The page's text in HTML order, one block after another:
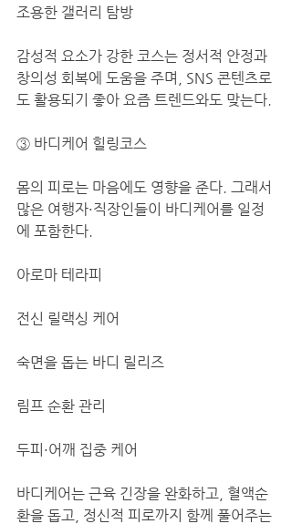
조용한 갤러리 탐방
감성적 요소가 강한 코스는 정서적 안정과
창의성 회복에 도움을 주며, SNS 콘텐츠로
도 활용되기 좋아 요즘 트렌드와도 맞는다.
③ 바디케어 힐링코스
몸의 피로는 마음에도 영향을 준다. 그래서
많은 여행자·직장인들이 바디케어를 일정
에 포함한다.
아로마 테라피
전신 릴랙싱 케어
숙면을 돕는 바디 릴리즈
림프 순환 관리
두피·어깨 집중 케어
바디케어는 근육 긴장을 완화하고, 혈액순
환을 돕고, 정신적 피로까지 함께 풀어주는